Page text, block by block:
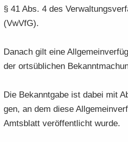
§ 41 Abs. 4 des
(VwVfG).
Da­nach gilt eine
der orts­üb­li­chen
Die Be­kannt­ga­be ist dabei mit
gen, an dem diese
Amts­blatt ver­öf­fent­licht wurde.